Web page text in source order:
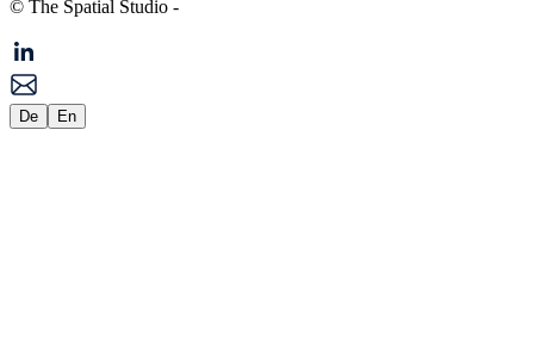
© The Spatial Studio -
De En